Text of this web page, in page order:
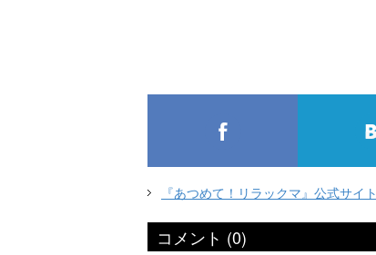
『あつめて！リラックマ』公式サイト
コメント (0)